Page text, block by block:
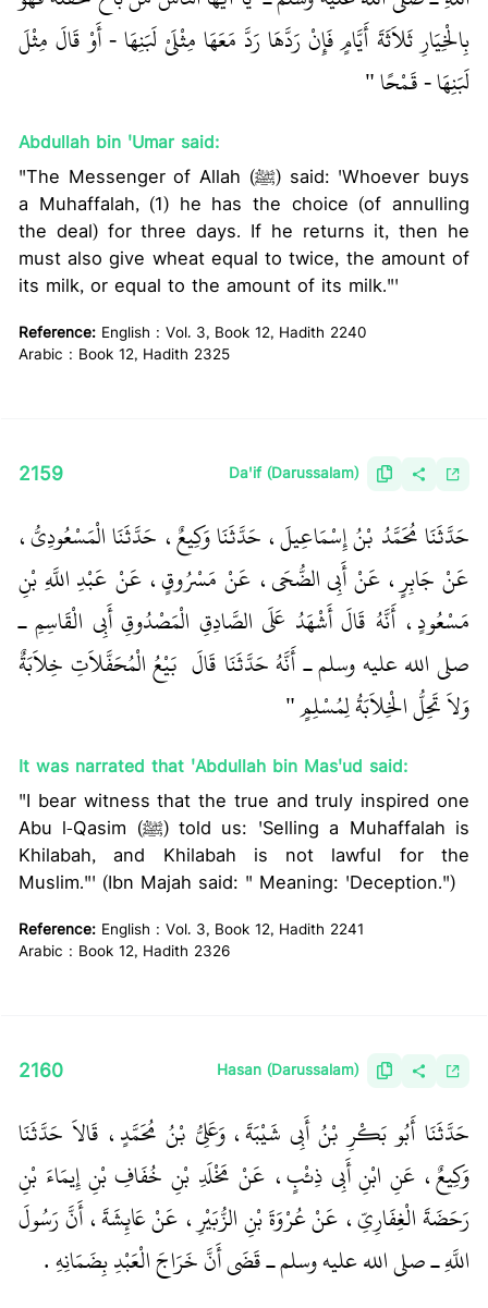
بِالْخِيَارِ ثَلاَثَةَ أَيَّامٍ فَإِنْ رَدَّهَا رَدَّ مَعَهَا مِثْلَىْ لَبَنِهَا - أَوْ قَالَ مِثْلَ
لَبَنِهَا - قَمْحًا ‏"
Abdullah bin 'Umar said:
"The Messenger of Allah (ﷺ) said: 'Whoever buys
a Muhaffalah, (1) he has the choice (of annulling
the deal) for three days. If he returns it, then he
must also give wheat equal to twice, the amount of
its milk, or equal to the amount of its milk."'
Reference: English : Vol. 3, Book 12, Hadith 2240
Arabic : Book 12, Hadith 2325
2159 Da'if (Darussalam)
حَدَّثَنَا مُحَمَّدُ بْنُ إِسْمَاعِيلَ، حَدَّثَنَا وَكِيعٌ، حَدَّثَنَا الْمَسْعُودِيُّ،
عَنْ جَابِرٍ، عَنْ أَبِي الضُّحَى، عَنْ مَسْرُوقٍ، عَنْ عَبْدِ اللَّهِ بْنِ
مَسْعُودٍ، أَنَّهُ قَالَ أَشْهَدُ عَلَى الصَّادِقِ الْمَصْدُوقِ أَبِي الْقَاسِمِ ـ
صلى الله عليه وسلم ـ أَنَّهُ حَدَّثَنَا قَالَ ‏ ‏ بَيْعُ الْمُحَفَّلاَتِ خِلاَبَةٌ
وَلاَ تَحِلُّ الْخِلاَبَةُ لِمُسْلِمٍ ‏"
It was narrated that 'Abdullah bin Mas'ud said:
"I bear witness that the true and truly inspired one
Abu l-Qasim (ﷺ) told us: 'Selling a Muhaffalah is
Khilabah, and Khilabah is not lawful for the
Muslim."' (Ibn Majah said: " Meaning: 'Deception.")
Reference: English : Vol. 3, Book 12, Hadith 2241
Arabic : Book 12, Hadith 2326
2160 Hasan (Darussalam)
حَدَّثَنَا أَبُو بَكْرِ بْنُ أَبِي شَيْبَةَ، وَعَلِيُّ بْنُ مُحَمَّدٍ، قَالاَ حَدَّثَنَا
وَكِيعٌ، عَنِ ابْنِ أَبِي ذِئْبٍ، عَنْ مَخْلَدِ بْنِ خُفَافِ بْنِ إِيمَاءَ بْنِ
رَحَضَةَ الْغِفَارِيِّ، عَنْ عُرْوَةَ بْنِ الزُّبَيْرِ، عَنْ عَائِشَةَ، أَنَّ رَسُولَ
اللَّهِ ـ صلى الله عليه وسلم ـ قَضَى أَنَّ خَرَاجَ الْعَبْدِ بِضَمَانِهِ ‏.‏